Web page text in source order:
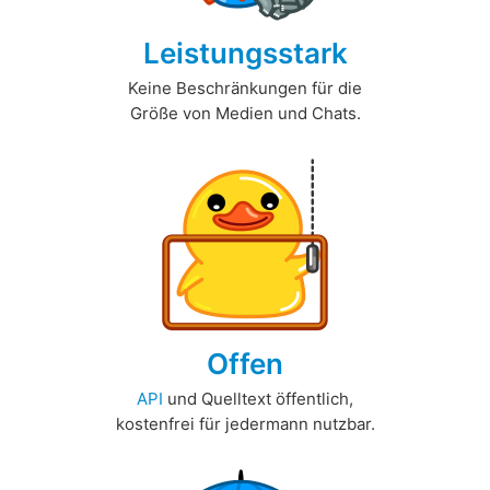
Leistungsstark
Keine Beschränkungen für die
Größe von Medien und Chats.
Offen
API und Quelltext öffentlich,
kostenfrei für jedermann nutzbar.